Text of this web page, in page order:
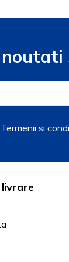
Termenii si
livrare